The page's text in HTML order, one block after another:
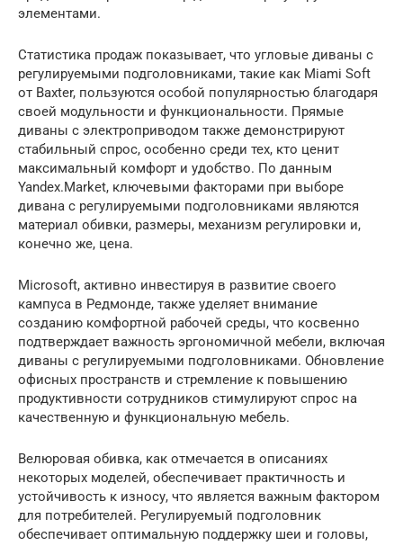
элементами.
Статистика продаж показывает, что угловые диваны с
регулируемыми подголовниками, такие как Miami Soft
от Baxter, пользуются особой популярностью благодаря
своей модульности и функциональности. Прямые
диваны с электроприводом также демонстрируют
стабильный спрос, особенно среди тех, кто ценит
максимальный комфорт и удобство. По данным
Yandex.Market, ключевыми факторами при выборе
дивана с регулируемыми подголовниками являются
материал обивки, размеры, механизм регулировки и,
конечно же, цена.
Microsoft, активно инвестируя в развитие своего
кампуса в Редмонде, также уделяет внимание
созданию комфортной рабочей среды, что косвенно
подтверждает важность эргономичной мебели, включая
диваны с регулируемыми подголовниками. Обновление
офисных пространств и стремление к повышению
продуктивности сотрудников стимулируют спрос на
качественную и функциональную мебель.
Велюровая обивка, как отмечается в описаниях
некоторых моделей, обеспечивает практичность и
устойчивость к износу, что является важным фактором
для потребителей. Регулируемый подголовник
обеспечивает оптимальную поддержку шеи и головы,